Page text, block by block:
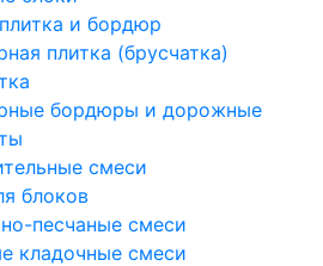
и бордюр
плитка (брусчатка)
бордюры и дорожные
смеси
блоков
песчаные смеси
кладочные смеси